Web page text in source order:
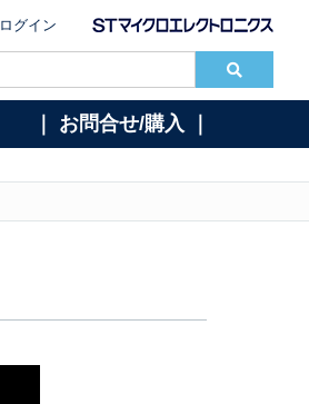
ログイン
｜ お問合せ/購入 ｜